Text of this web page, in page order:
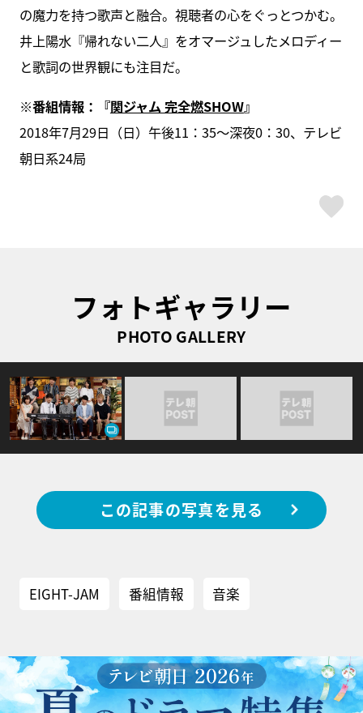
の魔力を持つ歌声と融合。視聴者の心をぐっとつかむ。
井上陽水『帰れない二人』をオマージュしたメロディー
と歌詞の世界観にも注目だ。
※番組情報：『関ジャム 完全燃SHOW』
2018年7月29日（日）午後11：35～深夜0：30、テレビ
朝日系24局
フォトギャラリー
PHOTO GALLERY
この記事の写真を見る
EIGHT-JAM 番組情報 音楽